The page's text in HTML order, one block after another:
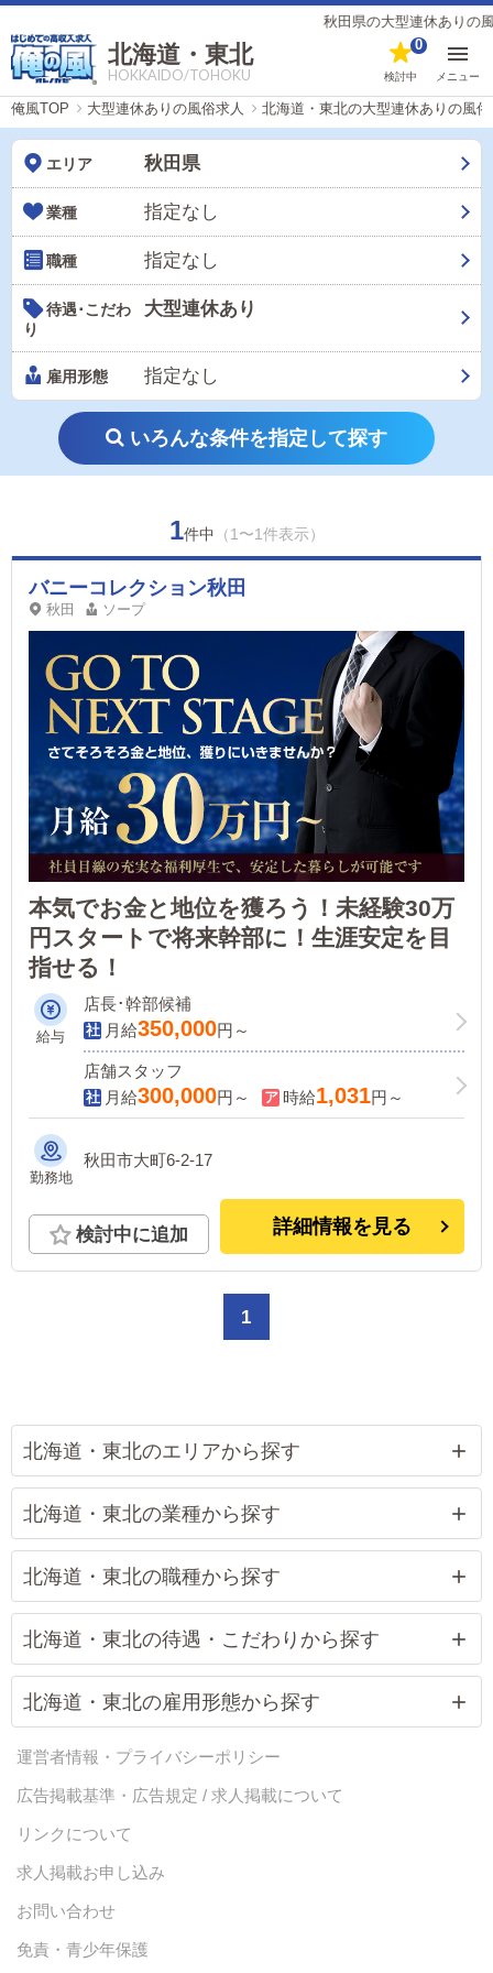
秋田県の大型連休ありの風
北海道・東北
HOKKAIDO/TOHOKU 検討中
0
メニュー
俺風TOP 大型連休ありの風俗求人 北海道・東北の大型連休ありの風
エリア 秋田県
業種 指定なし
職種 指定なし
待遇･こだわ
り
大型連休あり
雇用形態 指定なし
いろんな条件を指定して探す
1件中 （1〜1件表示）
バニーコレクション秋田
秋田 ソープ
本気でお金と地位を獲ろう！未経験30万
円スタートで将来幹部に！生涯安定を目
指せる！
給与
店長･幹部候補
月給350,000円～
店舗スタッフ
月給300,000円～ 時給1,031円～
勤務地
秋田市大町6-2-17
検討中に追加 詳細情報を見る
1
北海道・東北のエリアから探す
北海道・東北の業種から探す
北海道・東北の職種から探す
北海道・東北の待遇・こだわりから探す
北海道・東北の雇用形態から探す
運営者情報・プライバシーポリシー
広告掲載基準・広告規定 / 求人掲載について
リンクについて
求人掲載お申し込み
お問い合わせ
免責・青少年保護